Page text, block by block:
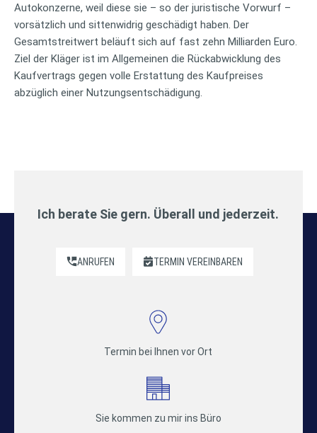
Autokonzerne, weil diese sie – so der juristische Vorwurf –
vorsätzlich und sittenwidrig geschädigt haben. Der
Gesamtstreitwert beläuft sich auf fast zehn Milliarden Euro.
Ziel der Kläger ist im Allgemeinen die Rückabwicklung des
Kaufvertrags gegen volle Erstattung des Kaufpreises
abzüglich einer Nutzungsentschädigung.
Ich berate Sie gern. Überall und jederzeit.
ANRUFEN TERMIN VEREINBAREN
Termin bei Ihnen vor Ort
Sie kommen zu mir ins Büro